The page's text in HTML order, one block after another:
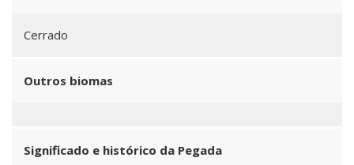
Cerrado
Outros biomas
Significado e histórico da Pegada